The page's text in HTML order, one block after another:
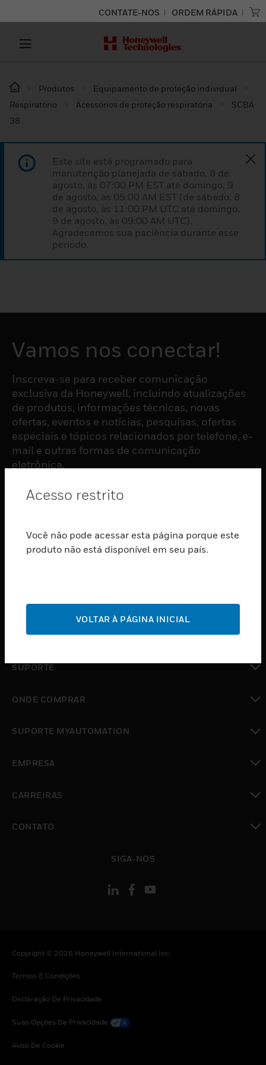
CONTATE-NOS ORDEM RÁPIDA
Produtos
Equipamento de proteção individual
Respiratório
Acessórios de proteção respiratória
SCBA
38
Este site está programado para
manutenção planejada de sábado, 8 de
agosto, às 07:00 PM EST até domingo, 9
de agosto, às 05:00 AM EST (de sábado, 8
de agosto, às 11:00 PM UTC até domingo,
9 de agosto, às 09:00 AM UTC).
Agradecemos sua paciência durante esse
período.
Vamos nos conectar!
Inscreva-se para receber comunicação
exclusiva da Honeywell, incluindo atualizações
de produtos, informações técnicas, novas
ofertas, eventos e notícias, pesquisas, ofertas
especiais e tópicos relacionados por telefone, e-
mail e outras formas de comunicação
eletrônica.
ASSINAR
PRODUTOS
SERVIÇOS
INDUSTRIAS
SUPORTE
ONDE COMPRAR
SUPORTE MYAUTOMATION
EMPRESA
CARREIRAS
CONTATO
SIGA-NOS
Copyright © 2026 Honeywell International Inc
Termos E Condições
Declaração De Privacidade
Suas Opções De Privacidade
Aviso De Cookie
Acesso restrito
Você não pode acessar esta página porque este
produto não está disponível em seu país.
VOLTAR À PÁGINA INICIAL